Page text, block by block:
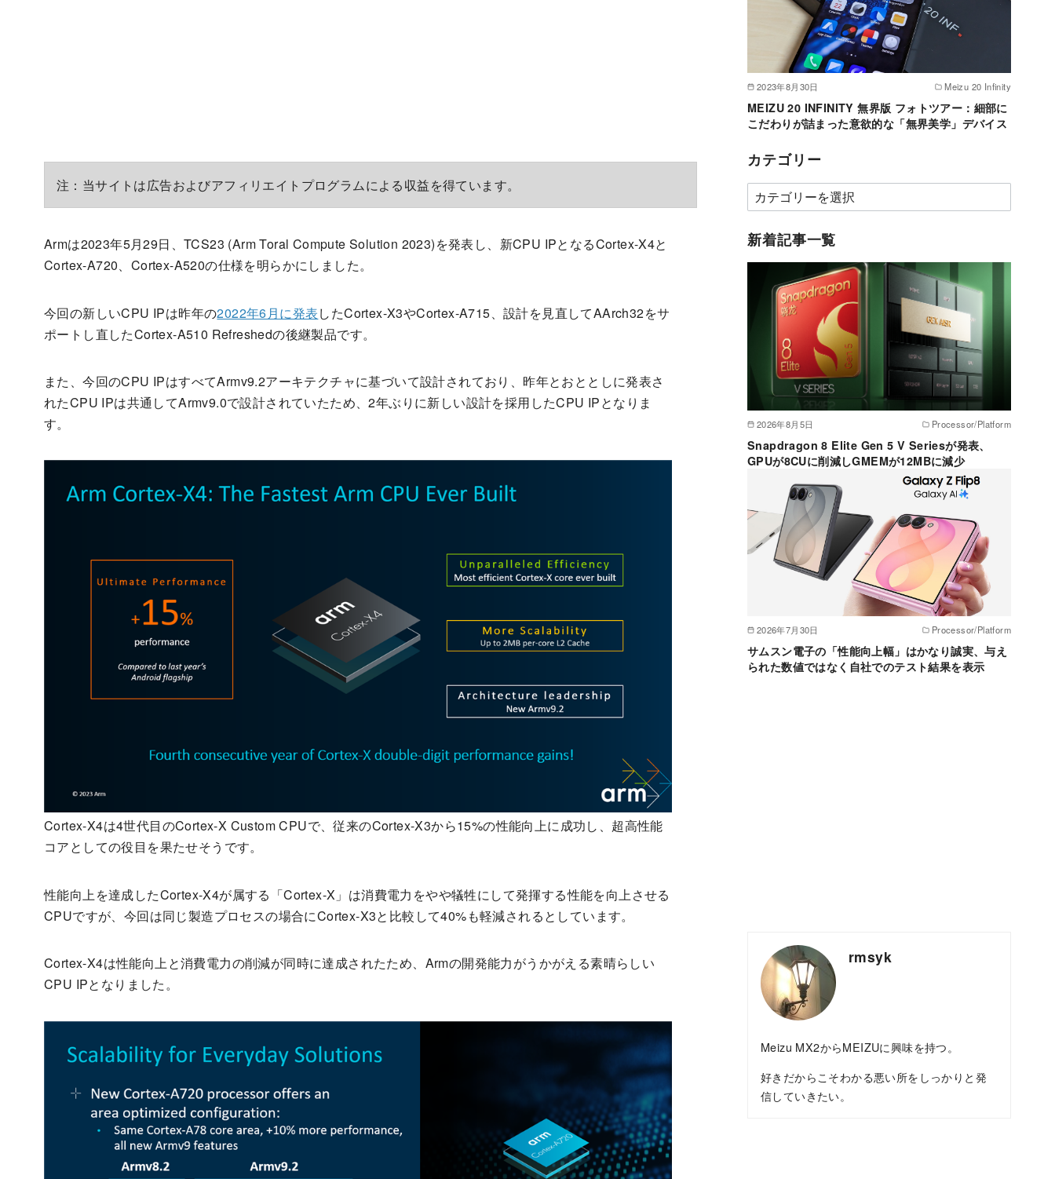
注：当サイトは広告およびアフィリエイトプログラムによる収益を得ています。
Armは2023年5月29日、TCS23 (Arm Toral Compute Solution 2023)を発表し、新CPU IPとなるCortex-X4と
Cortex-A720、Cortex-A520の仕様を明らかにしました。
今回の新しいCPU IPは昨年の2022年6月に発表したCortex-X3やCortex-A715、設計を見直してAArch32をサ
ポートし直したCortex-A510 Refreshedの後継製品です。
また、今回のCPU IPはすべてArmv9.2アーキテクチャに基づいて設計されており、昨年とおととしに発表さ
れたCPU IPは共通してArmv9.0で設計されていたため、2年ぶりに新しい設計を採用したCPU IPとなりま
す。
Cortex-X4は4世代目のCortex-X Custom CPUで、従来のCortex-X3から15%の性能向上に成功し、超高性能
コアとしての役目を果たせそうです。
性能向上を達成したCortex-X4が属する「Cortex-X」は消費電力をやや犠牲にして発揮する性能を向上させる
CPUですが、今回は同じ製造プロセスの場合にCortex-X3と比較して40%も軽減されるとしています。
Cortex-X4は性能向上と消費電力の削減が同時に達成されたため、Armの開発能力がうかがえる素晴らしい
CPU IPとなりました。
2023年8月30日 Meizu 20 Infinity
MEIZU 20 INFINITY 無界版 フォトツアー：細部に
こだわりが詰まった意欲的な「無界美学」デバイス
カテゴリー
カ
テ
ゴ
新着記事一覧
2026年8月5日 Processor/Platform
Snapdragon 8 Elite Gen 5 V Seriesが発表、
GPUが8CUに削減しGMEMが12MBに減少
2026年7月30日 Processor/Platform
サムスン電子の「性能向上幅」はかなり誠実、与え
られた数値ではなく自社でのテスト結果を表示
rmsyk
Meizu MX2からMEIZUに興味を持つ。
好きだからこそわかる悪い所をしっかりと発
信していきたい。